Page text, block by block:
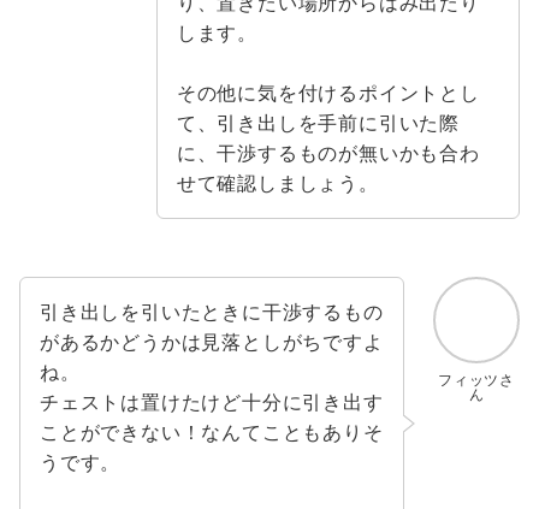
します。
その他に気を付けるポイントとし
て、引き出しを手前に引いた際
に、干渉するものが無いかも合わ
せて確認しましょう。
フィッツさ
ん
引き出しを引いたときに干渉するもの
があるかどうかは見落としがちですよ
ね。
チェストは置けたけど十分に引き出す
ことができない！なんてこともありそ
うです。